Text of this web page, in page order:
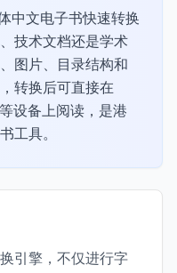
中文电子书快速转换
技术文档还是学术
图片、目录结构和
转换后可直接在
设备上阅读，是港
工具。
引擎，不仅进行字